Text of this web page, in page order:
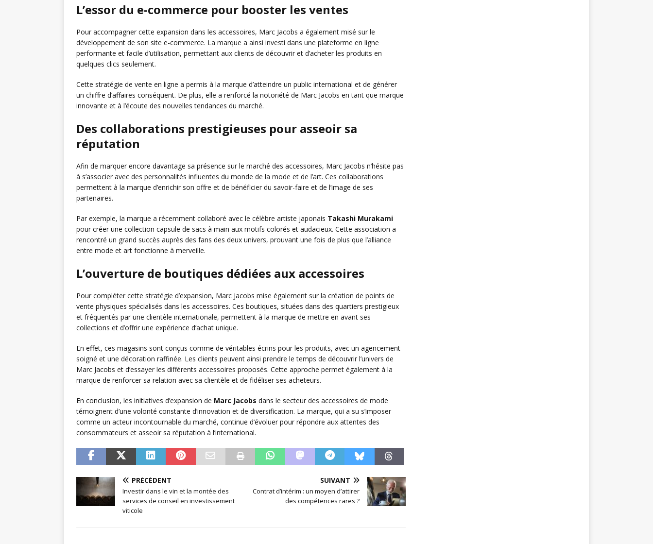
L’essor du e-commerce pour booster les ventes
Pour accompagner cette expansion dans les accessoires, Marc Jacobs a également misé sur le
développement de son site e-commerce. La marque a ainsi investi dans une plateforme en ligne
performante et facile d’utilisation, permettant aux clients de découvrir et d’acheter les produits en
quelques clics seulement.
Cette stratégie de vente en ligne a permis à la marque d’atteindre un public international et de générer
un chiffre d’affaires conséquent. De plus, elle a renforcé la notoriété de Marc Jacobs en tant que marque
innovante et à l’écoute des nouvelles tendances du marché.
Des collaborations prestigieuses pour asseoir sa
réputation
Afin de marquer encore davantage sa présence sur le marché des accessoires, Marc Jacobs n’hésite pas
à s’associer avec des personnalités influentes du monde de la mode et de l’art. Ces collaborations
permettent à la marque d’enrichir son offre et de bénéficier du savoir-faire et de l’image de ses
partenaires.
Par exemple, la marque a récemment collaboré avec le célèbre artiste japonais Takashi Murakami
pour créer une collection capsule de sacs à main aux motifs colorés et audacieux. Cette association a
rencontré un grand succès auprès des fans des deux univers, prouvant une fois de plus que l’alliance
entre mode et art fonctionne à merveille.
L’ouverture de boutiques dédiées aux accessoires
Pour compléter cette stratégie d’expansion, Marc Jacobs mise également sur la création de points de
vente physiques spécialisés dans les accessoires. Ces boutiques, situées dans des quartiers prestigieux
et fréquentés par une clientèle internationale, permettent à la marque de mettre en avant ses
collections et d’offrir une expérience d’achat unique.
En effet, ces magasins sont conçus comme de véritables écrins pour les produits, avec un agencement
soigné et une décoration raffinée. Les clients peuvent ainsi prendre le temps de découvrir l’univers de
Marc Jacobs et d’essayer les différents accessoires proposés. Cette approche permet également à la
marque de renforcer sa relation avec sa clientèle et de fidéliser ses acheteurs.
En conclusion, les initiatives d’expansion de Marc Jacobs dans le secteur des accessoires de mode
témoignent d’une volonté constante d’innovation et de diversification. La marque, qui a su s’imposer
comme un acteur incontournable du marché, continue d’évoluer pour répondre aux attentes des
consommateurs et asseoir sa réputation à l’international.
PRÉCÉDENT
Investir dans le vin et la montée des
services de conseil en investissement
viticole
SUIVANT
Contrat d’intérim : un moyen d’attirer
des compétences rares ?